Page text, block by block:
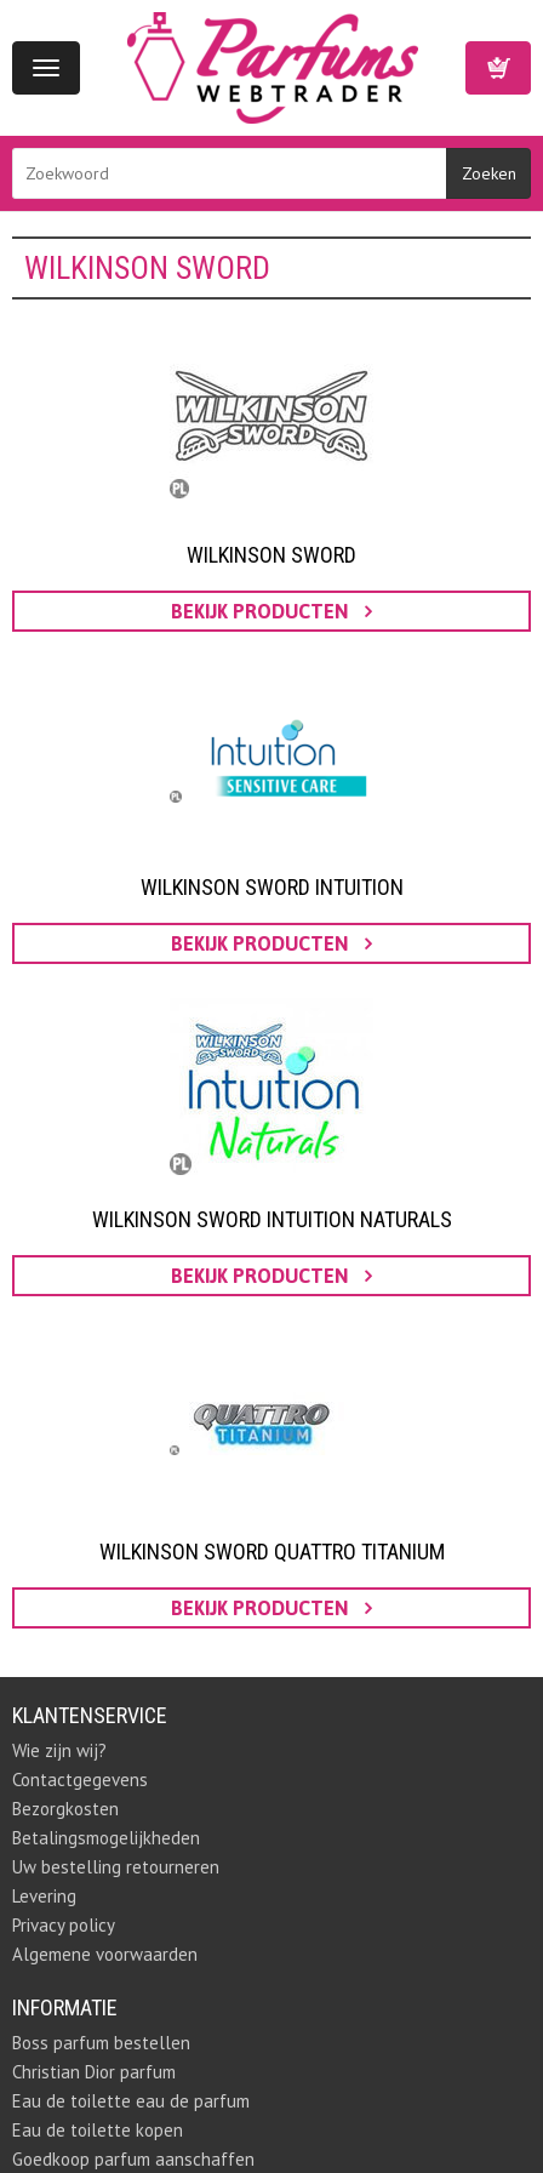
Toggle
navigation
WILKINSON SWORD
WILKINSON SWORD
BEKIJK PRODUCTEN
WILKINSON SWORD INTUITION
BEKIJK PRODUCTEN
WILKINSON SWORD INTUITION NATURALS
BEKIJK PRODUCTEN
WILKINSON SWORD QUATTRO TITANIUM
BEKIJK PRODUCTEN
KLANTENSERVICE
Wie zijn wij?
Contactgegevens
Bezorgkosten
Betalingsmogelijkheden
Uw bestelling retourneren
Levering
Privacy policy
Algemene voorwaarden
INFORMATIE
Boss parfum bestellen
Christian Dior parfum
Eau de toilette eau de parfum
Eau de toilette kopen
Goedkoop parfum aanschaffen